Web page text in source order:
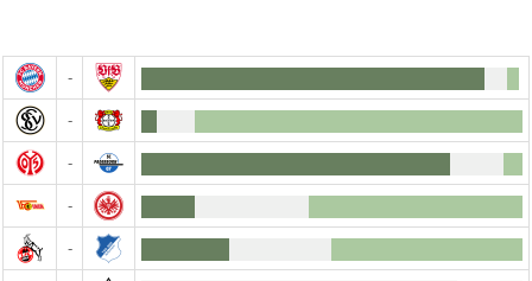
-
-
-
-
-